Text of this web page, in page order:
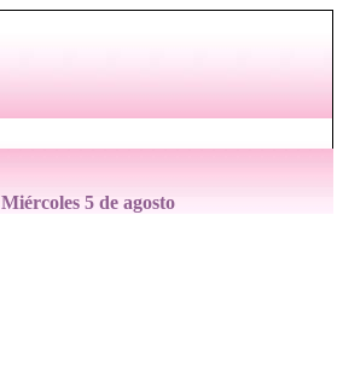
Miércoles 5 de agosto